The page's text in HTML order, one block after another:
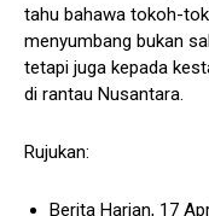
tahu bahawa tokoh-
menyumbang bukan
tetapi juga kepada
di rantau Nusantara.
Rujukan:
Berita Harian, 17